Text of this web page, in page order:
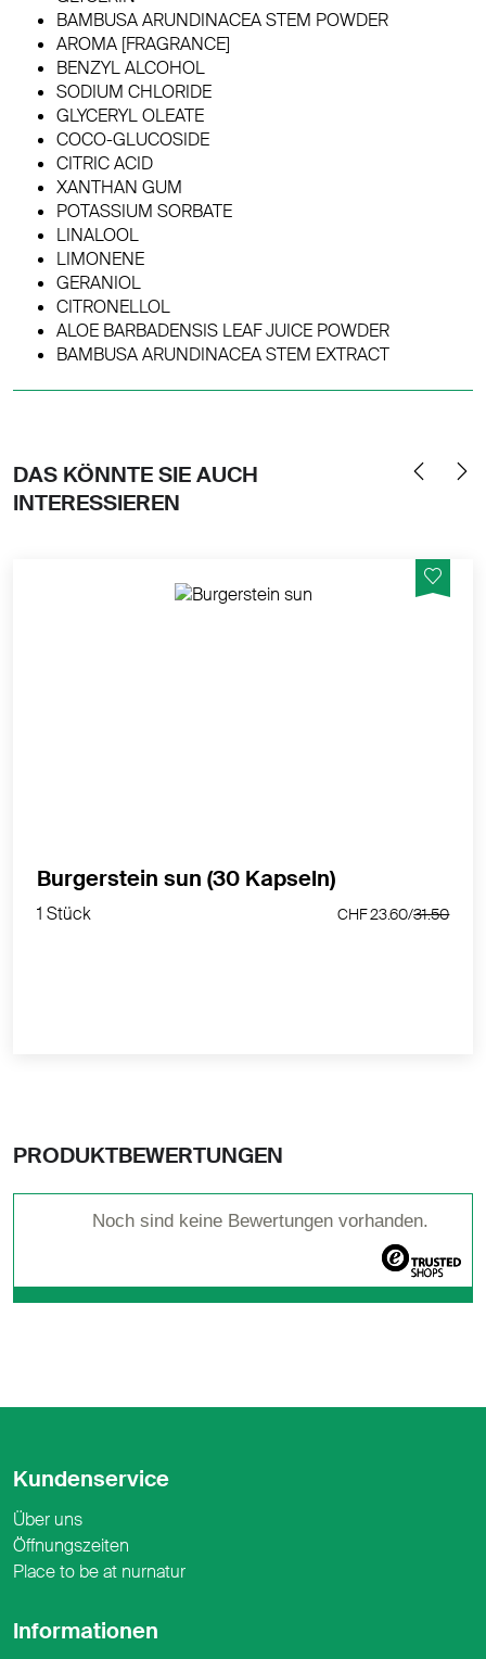
BAMBUSA ARUNDINACEA STEM POWDER
AROMA [FRAGRANCE]
BENZYL ALCOHOL
SODIUM CHLORIDE
GLYCERYL OLEATE
COCO-GLUCOSIDE
CITRIC ACID
XANTHAN GUM
POTASSIUM SORBATE
LINALOOL
LIMONENE
GERANIOL
CITRONELLOL
ALOE BARBADENSIS LEAF JUICE POWDER
BAMBUSA ARUNDINACEA STEM EXTRACT
DAS KÖNNTE SIE AUCH
INTERESSIEREN
Burgerstein sun (30 Kapseln)
1 Stück CHF 23.60/31.50
PRODUKTBEWERTUNGEN
Noch sind keine Bewertungen vorhanden.
Kundenservice
Über uns
Öffnungszeiten
Place to be at nurnatur
Informationen